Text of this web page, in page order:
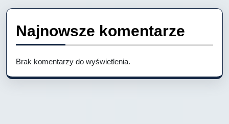
Najnowsze komentarze
Brak komentarzy do wyświetlenia.